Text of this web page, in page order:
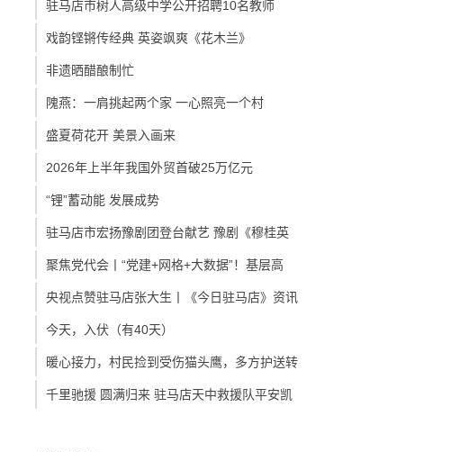
驻马店市树人高级中学公开招聘10名教师
戏韵铿锵传经典 英姿飒爽《花木兰》
非遗晒醋酿制忙
隗燕：一肩挑起两个家 一心照亮一个村
盛夏荷花开 美景入画来
2026年上半年我国外贸首破25万亿元
“锂”蓄动能 发展成势
驻马店市宏扬豫剧团登台献艺 豫剧《穆桂英
聚焦党代会丨“党建+网格+大数据”！基层高
央视点赞驻马店张大生丨《今日驻马店》资讯
今天，入伏（有40天）
暖心接力，村民捡到受伤猫头鹰，多方护送转
千里驰援 圆满归来 驻马店天中救援队平安凯